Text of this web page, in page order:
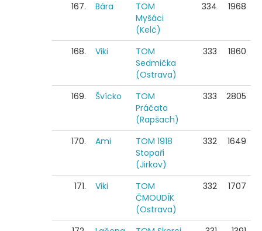
167. Bára
TOM
Myšáci
(Kelč)
334 1968
168. Viki
TOM
Sedmička
(Ostrava)
333 1860
169. Švícko
TOM
Práčata
(Rapšach)
333 2805
170. Ami
TOM 1918
Stopaři
(Jirkov)
332 1649
171. Viki
TOM
ČMOUDÍK
(Ostrava)
332 1707